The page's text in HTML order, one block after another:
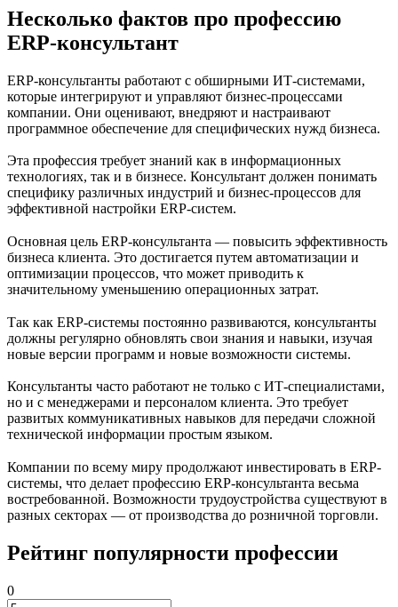
Несколько фактов про профессию
ERP-консультант
ERP-консультанты работают с обширными ИТ-системами,
которые интегрируют и управляют бизнес-процессами
компании. Они оценивают, внедряют и настраивают
программное обеспечение для специфических нужд бизнеса.
Эта профессия требует знаний как в информационных
технологиях, так и в бизнесе. Консультант должен понимать
специфику различных индустрий и бизнес-процессов для
эффективной настройки ERP-систем.
Основная цель ERP-консультанта — повысить эффективность
бизнеса клиента. Это достигается путем автоматизации и
оптимизации процессов, что может приводить к
значительному уменьшению операционных затрат.
Так как ERP-системы постоянно развиваются, консультанты
должны регулярно обновлять свои знания и навыки, изучая
новые версии программ и новые возможности системы.
Консультанты часто работают не только с ИТ-специалистами,
но и с менеджерами и персоналом клиента. Это требует
развитых коммуникативных навыков для передачи сложной
технической информации простым языком.
Компании по всему миру продолжают инвестировать в ERP-
системы, что делает профессию ERP-консультанта весьма
востребованной. Возможности трудоустройства существуют в
разных секторах — от производства до розничной торговли.
Рейтинг популярности профессии
0